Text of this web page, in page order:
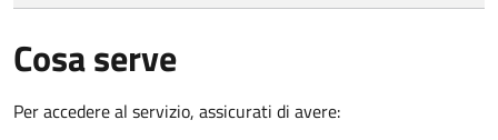
Cosa serve
Per accedere al servizio, assicurati di avere: